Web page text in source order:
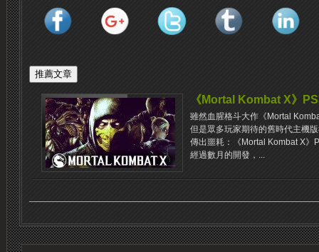
《Mortal Kombat X》
雖然血腥格斗大作《Mortal
但是眾多玩家期待的舊時代主機
傳出噩耗：《Mortal Kombat X》
經過數月的開發，...